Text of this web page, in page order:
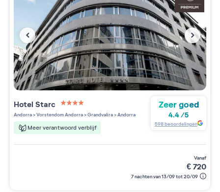
Hotel Starc
4 étoiles sur 5
Andorra>Vorstendom Andorra>Grandvalira>Andorra
Meer verantwoord verblijf
Zeer goed
4.4 /5
598beoordelingen
vanaf
€720
7 nachten van 13/09 tot 20/09